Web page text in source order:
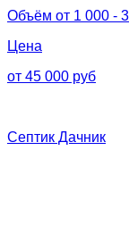
Объём от 1 000 -
Цена
от 45 000 руб
Септик Дачник